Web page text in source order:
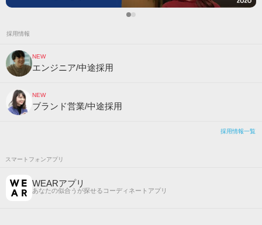
採用情報
NEW
エンジニア/中途採用
NEW
ブランド営業/中途採用
採用情報一覧
スマートフォンアプリ
WEARアプリ
あなたの似合うが探せるコーディネートアプリ